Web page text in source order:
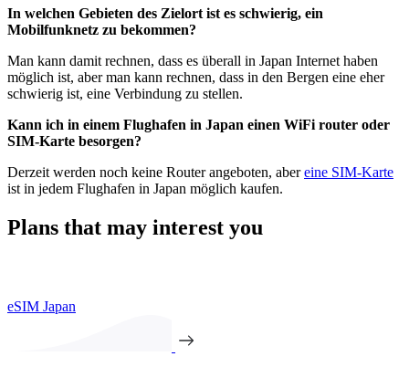
In welchen Gebieten des Zielort ist es schwierig, ein
Mobilfunknetz zu bekommen?
Man kann damit rechnen, dass es überall in Japan Internet haben
möglich ist, aber man kann rechnen, dass in den Bergen eine eher
schwierig ist, eine Verbindung zu stellen.
Kann ich in einem Flughafen in Japan einen WiFi router oder
SIM-Karte besorgen?
Derzeit werden noch keine Router angeboten, abereine SIM-Karte
ist in jedem Flughafen in Japan möglich kaufen.
Plans that may interest you
eSIM Japan